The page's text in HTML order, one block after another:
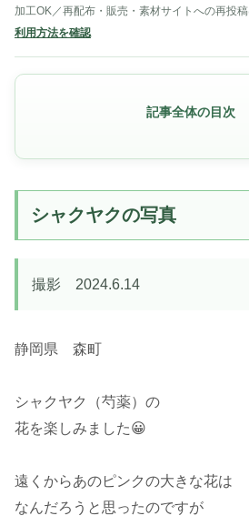
加工OK／再配布・販売・素材サイトへの再投稿
利用方法を確認
記事全体の目次
シャクヤクの写真
撮影 2024.6.14
静岡県 森町
シャクヤク（芍薬）の
花を楽しみました😀
遠くからあのピンクの大きな花は
なんだろうと思ったのですが